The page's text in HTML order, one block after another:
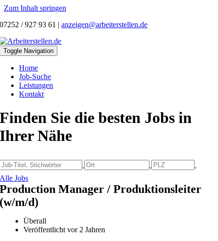
Zum Inhalt springen
07252 / 927 93 61 |anzeigen@arbeiterstellen.de
Toggle Navigation
Home
Job-Suche
Leistungen
Kontakt
Finden Sie die besten Jobs in
Ihrer Nähe
Alle Jobs
Production Manager / Produktionsleiter
(w/m/d)
Überall
Veröffentlicht vor 2 Jahren